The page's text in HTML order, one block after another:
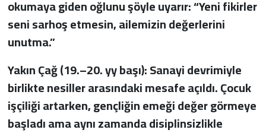
okumaya giden oğlunu şöyle uyarır: “Yeni fikirler
seni sarhoş etmesin, ailemizin değerlerini
unutma.”
Yakın Çağ (19.–20. yy başı): Sanayi devrimiyle
birlikte nesiller arasındaki mesafe açıldı. Çocuk
işçiliği artarken, gençliğin emeği değer görmeye
başladı ama aynı zamanda disiplinsizlikle